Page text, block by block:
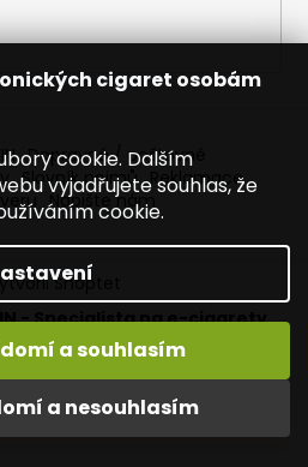
cigaret osobám
cookie. Dalším
vyjadřujete souhlas, že
cookie.
a nesouhlasím
a souhlasím
Vám to nejlepší ze světa
nad 1000,- kč / 50 EURO!
Dopravné / poštovné
Slovník pojmů Reklamace
Napište nám
Shoptet
- Specialista na e-cigarety.
Upravit nastavení cookies